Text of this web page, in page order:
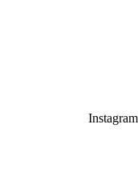
Instagram